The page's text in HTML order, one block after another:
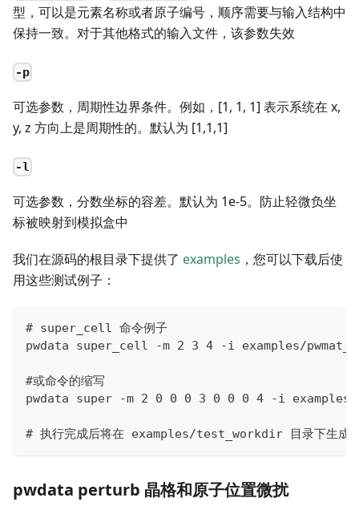
型，可以是元素名称或者原子编号，顺序需要与输入结构中
保持一致。对于其他格式的输入文件，该参数失效
-p
可选参数，周期性边界条件。例如，[1, 1, 1] 表示系统在 x,
y, z 方向上是周期性的。默认为 [1,1,1]
-l
可选参数，分数坐标的容差。默认为 1e-5。防止轻微负坐
标被映射到模拟盒中
我们在源码的根目录下提供了 examples ，您可以下载后使
用这些测试例子：
# super_cell 命令例子
pwdata super_cell -m 2 3 4 -i examples/
#或命令的缩写
pwdata super -m 2 0 0 0 3 0 0 0 4 -i
# 执行完成后将在 examples/test_workdir 目录下生成
pwdata perturb 晶格和原子位置微扰